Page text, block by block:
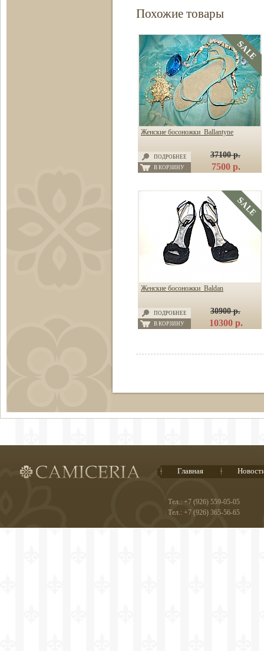
Похожие товары
Женские босоножки Ballantyne
ПОДРОБНЕЕ
В КОРЗИНУ
37100 р.
7500 р.
Женские босоножки Baldan
ПОДРОБНЕЕ
В КОРЗИНУ
30900 р.
10300 р.
Главная
Тел.: +7 (926) 559-05-05
Тел.: +7 (926) 365-56-65